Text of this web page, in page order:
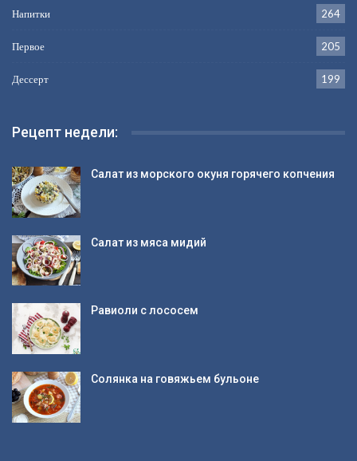
Напитки 264
Первое 205
Дессерт 199
Рецепт недели:
Салат из морского окуня горячего копчения
Салат из мяса мидий
Равиоли с лососем
Солянка на говяжьем бульоне